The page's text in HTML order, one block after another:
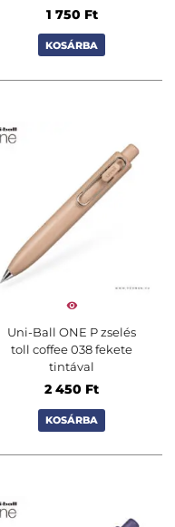
1 750 Ft
KOSÁRBA
Uni-Ball ONE P zselés
toll coffee 038 fekete
tintával
2 450 Ft
KOSÁRBA